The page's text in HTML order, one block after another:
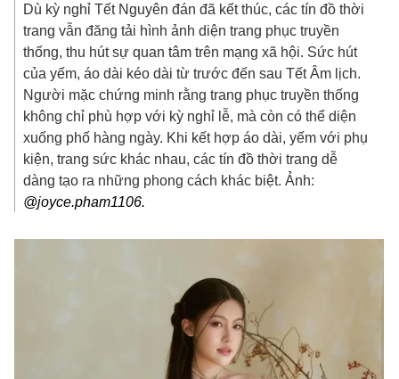
Dù kỳ nghỉ Tết Nguyên đán đã kết thúc, các tín đồ thời
trang vẫn đăng tải hình ảnh diện trang phục truyền
thống, thu hút sự quan tâm trên mạng xã hội. Sức hút
của yếm, áo dài kéo dài từ trước đến sau Tết Âm lịch.
Người mặc chứng minh rằng trang phục truyền thống
không chỉ phù hợp với kỳ nghỉ lễ, mà còn có thể diện
xuống phố hàng ngày. Khi kết hợp áo dài, yếm với phụ
kiện, trang sức khác nhau, các tín đồ thời trang dễ
dàng tạo ra những phong cách khác biệt. Ảnh:
@joyce.pham1106.